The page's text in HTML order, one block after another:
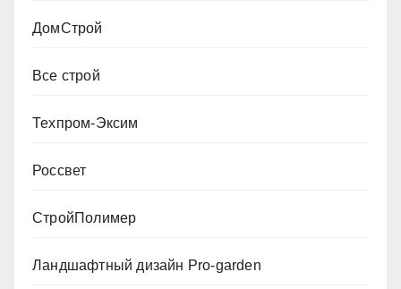
ДомСтрой
Все строй
Техпром-Эксим
Россвет
СтройПолимер
Ландшафтный дизайн Pro-garden